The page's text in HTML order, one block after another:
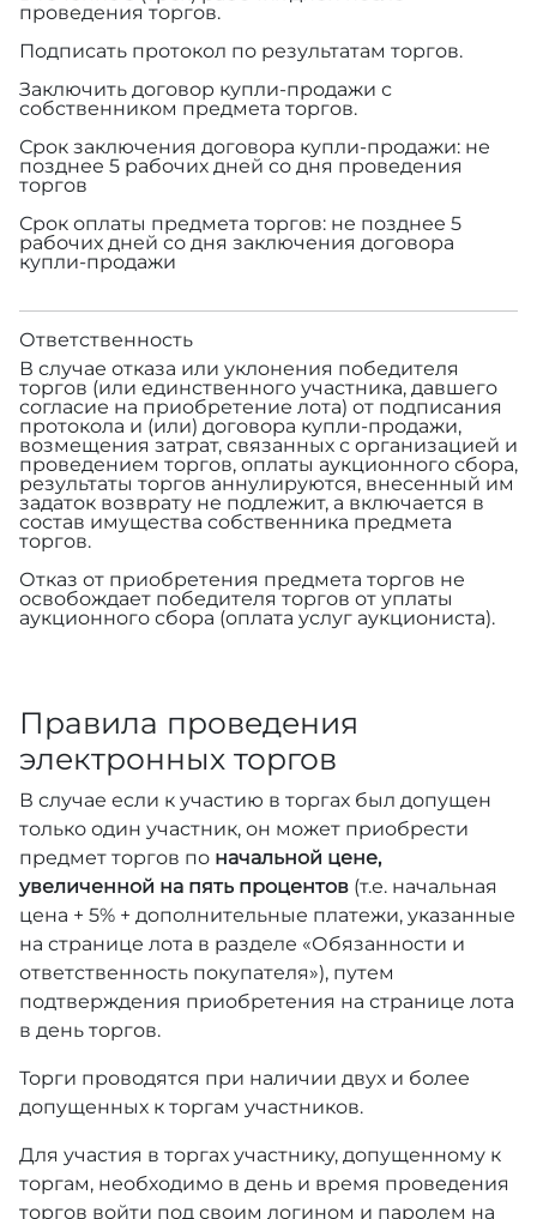
проведения торгов.
Подписать протокол по результатам торгов.
Заключить договор купли-продажи с
собственником предмета торгов.
Срок заключения договора купли-продажи: не
позднее 5 рабочих дней со дня проведения
торгов
Срок оплаты предмета торгов: не позднее 5
рабочих дней со дня заключения договора
купли-продажи
Ответственность
В случае отказа или уклонения победителя
торгов (или единственного участника, давшего
согласие на приобретение лота) от подписания
протокола и (или) договора купли-продажи,
возмещения затрат, связанных с организацией и
проведением торгов, оплаты аукционного сбора,
результаты торгов аннулируются, внесенный им
задаток возврату не подлежит, а включается в
состав имущества собственника предмета
торгов.
Отказ от приобретения предмета торгов не
освобождает победителя торгов от уплаты
аукционного сбора (оплата услуг аукциониста).
Правила проведения
электронных торгов
В случае если к участию в торгах был допущен
только один участник, он может приобрести
предмет торгов по начальной цене,
увеличенной на пять процентов (т.е. начальная
цена + 5% + дополнительные платежи, указанные
на странице лота в разделе «Обязанности и
ответственность покупателя»), путем
подтверждения приобретения на странице лота
в день торгов.
Торги проводятся при наличии двух и более
допущенных к торгам участников.
Для участия в торгах участнику, допущенному к
торгам, необходимо в день и время проведения
торгов войти под своим логином и паролем на